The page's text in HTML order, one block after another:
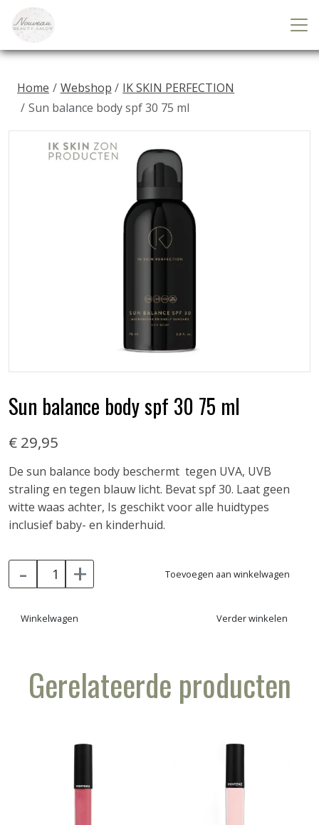
Home Webshop
IK SKIN PERFECTION
Sun balance body spf 30 75 ml
Sun balance body spf 30 75 ml
€ 29,95
De sun balance body beschermt tegen UVA, UVB
straling en tegen blauw licht. Bevat spf 30. Laat geen
witte waas achter, Is geschikt voor alle huidtypes
inclusief baby- en kinderhuid.
- + Toevoegen aan winkelwagen
Winkelwagen Verder winkelen
Gerelateerde producten